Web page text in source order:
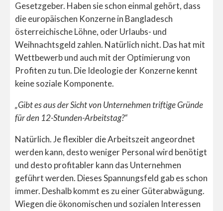
Gesetzgeber. Haben sie schon einmal gehört, dass
die europäischen Konzerne in Bangladesch
österreichische Löhne, oder Urlaubs- und
Weihnachtsgeld zahlen. Natürlich nicht. Das hat mit
Wettbewerb und auch mit der Optimierung von
Profiten zu tun. Die Ideologie der Konzerne kennt
keine soziale Komponente.
„Gibt es aus der Sicht von Unternehmen triftige Gründe
für den 12-Stunden-Arbeitstag?“
Natürlich. Je flexibler die Arbeitszeit angeordnet
werden kann, desto weniger Personal wird benötigt
und desto profitabler kann das Unternehmen
geführt werden. Dieses Spannungsfeld gab es schon
immer. Deshalb kommt es zu einer Güterabwägung.
Wiegen die ökonomischen und sozialen Interessen